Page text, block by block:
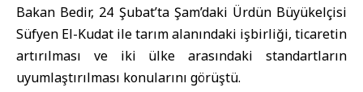
Bakan Bedir, 24 Şubat’ta Şam’daki Ürdün Büyükelçisi
Süfyen El-Kudat ile tarım alanındaki işbirliği, ticaretin
artırılması ve iki ülke arasındaki standartların
uyumlaştırılması konularını görüştü.